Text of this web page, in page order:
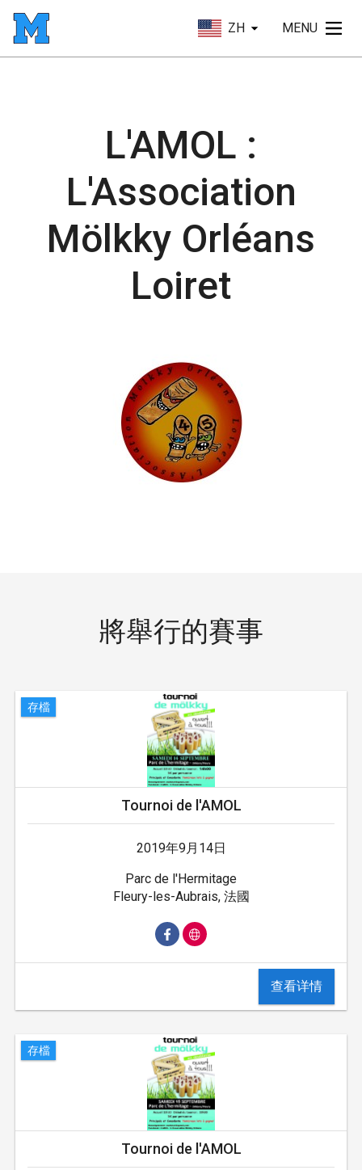
ZH MENU
L'AMOL :
L'Association
Mölkky Orléans
Loiret
將舉行的賽事
存檔
Tournoi de l'AMOL
2019年9月14日
Parc de l'Hermitage
Fleury-les-Aubrais, 法國
查看详情
存檔
Tournoi de l'AMOL